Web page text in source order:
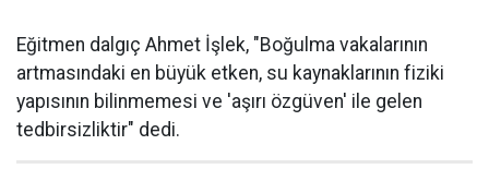
Eğitmen dalgıç Ahmet İşlek, "Boğulma vakalarının
artmasındaki en büyük etken, su kaynaklarının fiziki
yapısının bilinmemesi ve 'aşırı özgüven' ile gelen
tedbirsizliktir" dedi.